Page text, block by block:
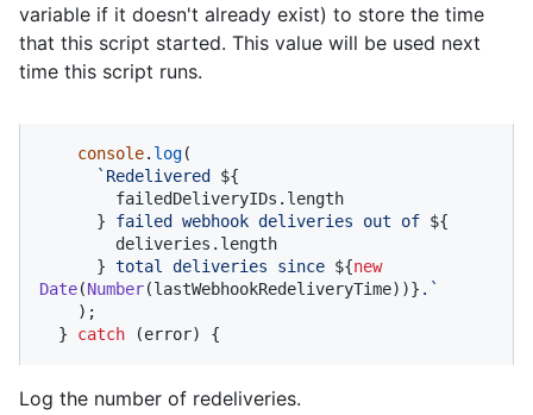
variable if it doesn't already exist) to store the time
that this script started. This value will be used next
time this script runs.
console. log(
`Redelivered ${
      }
failed webhook deliveries out of ${
      }
total deliveries since ${new
Date(Number(lastWebhookRedeliveryTime))} .`
  }
catch (error) {
Log the number of redeliveries.